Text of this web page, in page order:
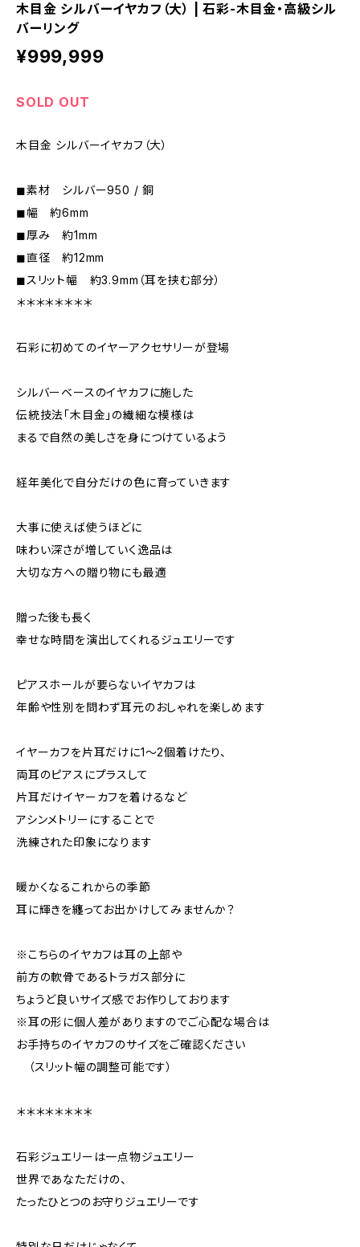
木目金 シルバーイヤカフ（大） | 石彩-木目金・高級シル
バーリング
¥999,999
SOLD OUT
木目金 シルバーイヤカフ（大）
◼︎素材 シルバー950 / 銅
◼︎幅 約6mm
◼︎厚み 約1mm
◼︎直径 約12mm
◼︎スリット幅 約3.9mm（耳を挟む部分）
＊＊＊＊＊＊＊＊
石彩に初めてのイヤーアクセサリーが登場
シルバーベースのイヤカフに施した
伝統技法「木目金」の繊細な模様は
まるで自然の美しさを身につけているよう
経年美化で自分だけの色に育っていきます
大事に使えば使うほどに
味わい深さが増していく逸品は
大切な方への贈り物にも最適
贈った後も長く
幸せな時間を演出してくれるジュエリーです
ピアスホールが要らないイヤカフは
年齢や性別を問わず耳元のおしゃれを楽しめます
イヤーカフを片耳だけに1～2個着けたり、
両耳のピアスにプラスして
片耳だけイヤーカフを着けるなど
アシンメトリーにすることで
洗練された印象になります
暖かくなるこれからの季節
耳に輝きを纏ってお出かけしてみませんか？
※こちらのイヤカフは耳の上部や
前方の軟骨であるトラガス部分に
ちょうど良いサイズ感でお作りしております
※耳の形に個人差がありますのでご心配な場合は
お手持ちのイヤカフのサイズをご確認ください
（スリット幅の調整可能です）
＊＊＊＊＊＊＊＊
石彩ジュエリーは一点物ジュエリー
世界であなただけの、
たったひとつのお守りジュエリーです